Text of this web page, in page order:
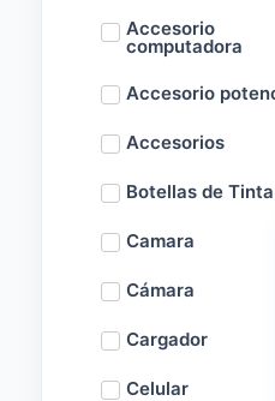
Accesorio
computadora
Accesorio
Accesorios
Botellas de Tinta
Camara
Cámara
Cargador
Celular